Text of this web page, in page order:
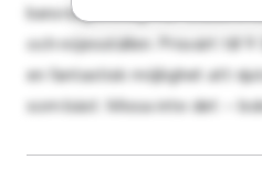
bara några steg från stadens
och nöjesställen. Prisvärt till 9
en fantastisk möjlighet att
som bäst. Missa inte det –